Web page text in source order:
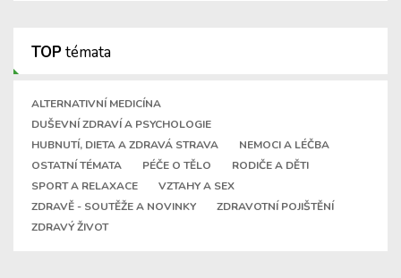
TOPtémata
ALTERNATIVNÍ MEDICÍNA
DUŠEVNÍ ZDRAVÍ A PSYCHOLOGIE
HUBNUTÍ, DIETA A ZDRAVÁ STRAVA
NEMOCI A LÉČBA
OSTATNÍ TÉMATA
PÉČE O TĚLO
RODIČE A DĚTI
SPORT A RELAXACE
VZTAHY A SEX
ZDRAVĚ - SOUTĚŽE A NOVINKY
ZDRAVOTNÍ POJIŠTĚNÍ
ZDRAVÝ ŽIVOT